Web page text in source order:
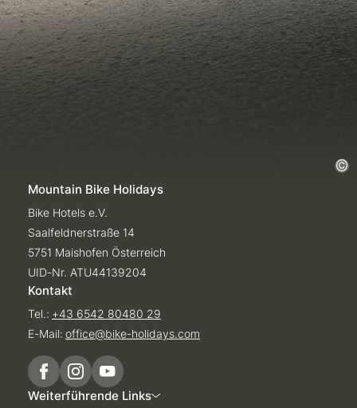
Mountain Bike Holidays
Bike Hotels e.V.
Saalfeldnerstraße 14
5751 Maishofen Österreich
UID-Nr. ATU44139204
Kontakt
Tel.: +43 6542 80480 29
E-Mail: office@bike-holidays.com
Weiterführende Links